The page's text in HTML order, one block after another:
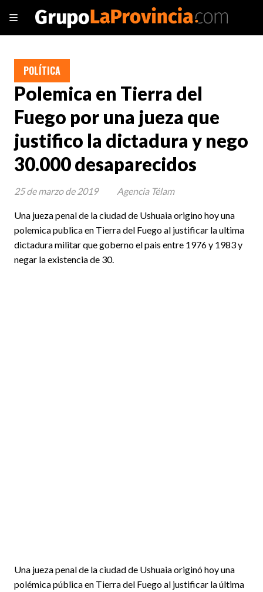
Polemica en Tierra del
Fuego por una jueza que
justifico la dictadura y nego
30.000 desaparecidos
Una jueza penal de la ciudad de Ushuaia origino hoy una
polemica publica en Tierra del Fuego al justificar la ultima
dictadura militar que goberno el pais entre 1976 y 1983 y
negar la existencia de 30.
POLÍTICA
25 de marzo de 2019 Agencia Télam
Una jueza penal de la ciudad de Ushuaia originó hoy una
polémica pública en Tierra del Fuego al justificar la última